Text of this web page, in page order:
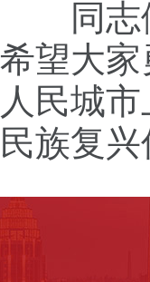
同志们
希望大
人民城
民族复